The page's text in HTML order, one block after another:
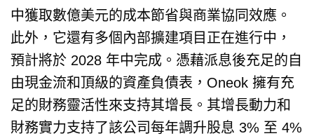
中獲取數億美元的成本節省與商業協同效應。
此外，它還有多個內部擴建項目正在進行中，
預計將於 2028 年中完成。憑藉派息後充足的自
由現金流和頂級的資產負債表，Oneok 擁有充
足的財務靈活性來支持其增長。其增長動力和
財務實力支持了該公司每年調升股息 3% 至 4%